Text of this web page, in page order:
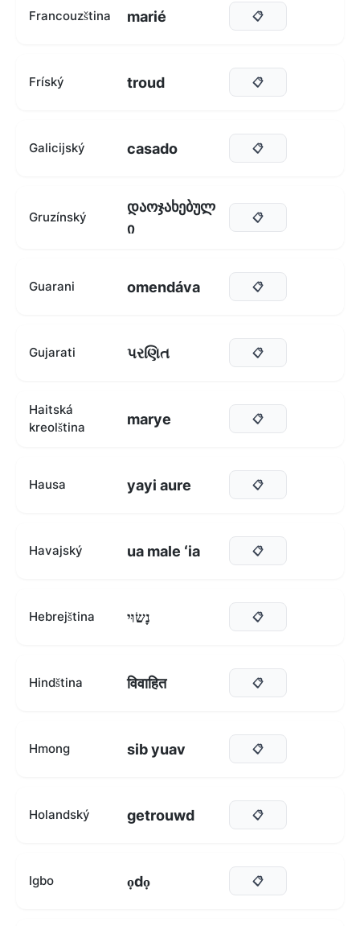
Francouzština marié 📋
Fríský troud 📋
Galicijský casado 📋
Gruzínský
დაოჯახებულ
ი
📋
Guarani omendáva 📋
Gujarati પરણિત 📋
Haitská
kreolština
marye 📋
Hausa yayi aure 📋
Havajský ua male ʻia 📋
Hebrejština נָשׂוּי 📋
Hindština विवाहित 📋
Hmong sib yuav 📋
Holandský getrouwd 📋
Igbo ọdọ 📋